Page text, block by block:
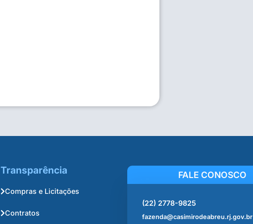
Transparência
Compras e Licitações
Contratos
FALE CONOSCO
(22) 2778-9825
fazenda@casimirodeabreu.rj.gov.br